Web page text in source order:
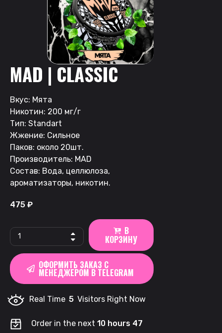
MAD | CLASSIC
Вкус: Мята
Никотин: 200 мг/г
Тип: Standart
Жжение: Сильное
Паков: около 20шт.
Производитель: MAD
Состав: Вода, целлюлоза,
ароматизаторы, никотин.
475 ₽
MAD
|
Classic
quantity
В
КОРЗИНУ
ОФОРМИТЬ ЗАКАЗ С
МЕНЕДЖЕРОМ В TELEGRAM
Real Time 5 Visitors Right Now
Order in the next 10 hours 47